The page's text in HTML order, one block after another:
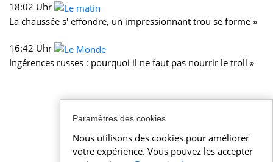
18:02 Uhr
La chaussée s' effondre, un impressionnant trou se forme »
16:42 Uhr
Ingérences russes : pourquoi il ne faut pas nourrir le troll »
Paramètres des cookies
Nous utilisons des cookies pour améliorer
votre expérience. Vous pouvez les accepter